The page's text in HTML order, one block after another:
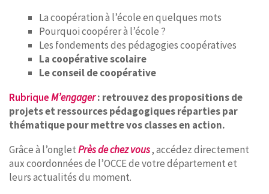
La coopération à l’école en quelques mots
Pourquoi coopérer à l’école ?
Les fondements des pédagogies coopératives
La coopérative scolaire
Le conseil de coopérative
RubriqueM’engager: retrouvez des propositions de
projets et ressources pédagogiques réparties par
thématique pour mettre vos classes en action.
Grâce à l’ongletPrès de chez vous, accédez directement
aux coordonnées de l’OCCE de votre département et
leurs actualités du moment.